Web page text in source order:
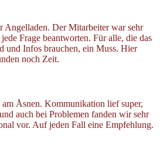
Angelladen. Der Mitarbeiter war sehr
Frage beantworten. Für alle, die das
und Infos brauchen, ein Muss. Hier
noch Zeit.
Åsnen. Kommunikation lief super,
auch bei Problemen fanden wir sehr
vor. Auf jeden Fall eine Empfehlung.